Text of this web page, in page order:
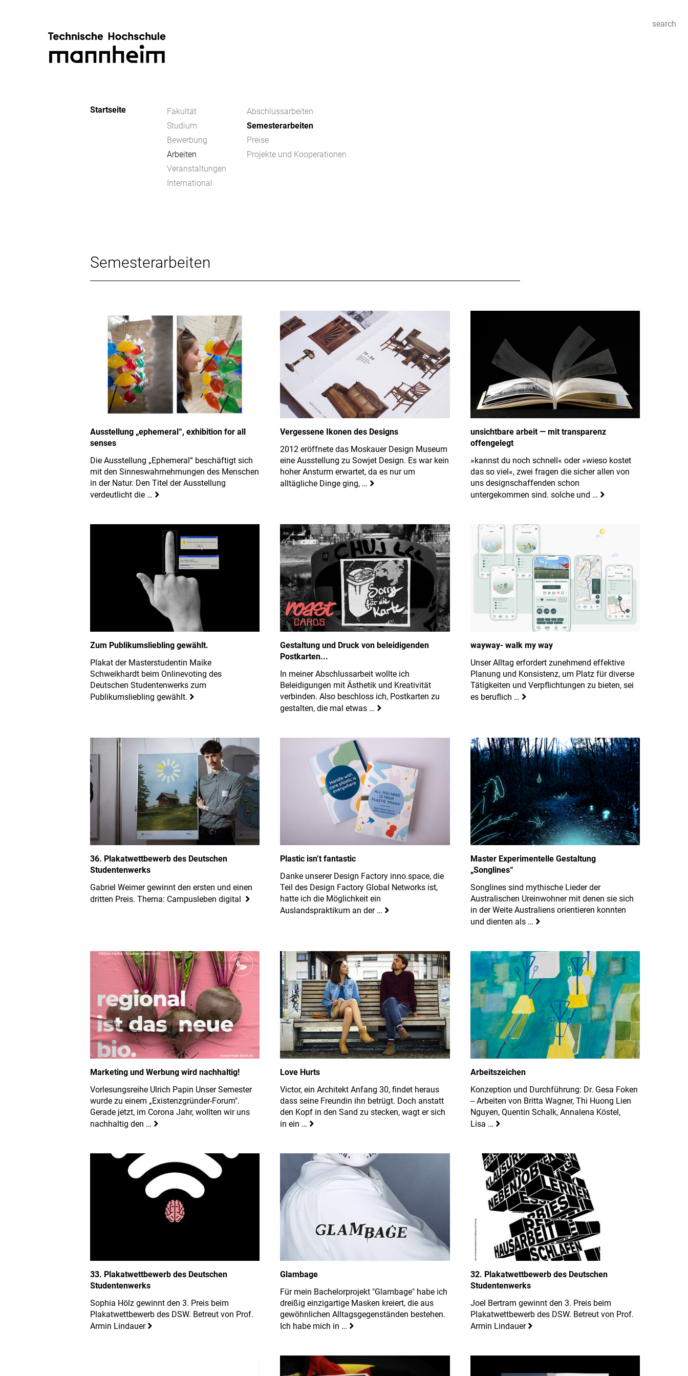
search
Startseite
Fakultät
Studium
Bewerbung
Arbeiten
Abschlussarbeiten
Semesterarbeiten
Preise
Projekte und Kooperationen
Veranstaltungen
International
Semesterarbeiten
Ausstellung „ephemeral“, exhibition for all
senses
Die Ausstellung „Ephemeral“ beschäftigt sich
mit den Sinneswahrnehmungen des Menschen
in der Natur. Den Titel der Ausstellung
verdeutlicht die …
Vergessene Ikonen des Designs
2012 eröffnete das Moskauer Design Museum
eine Ausstellung zu Sowjet Design. Es war kein
hoher Ansturm erwartet, da es nur um
alltägliche Dinge ging, …
unsichtbare arbeit — mit transparenz
offengelegt
»kannst du noch schnell« oder »wieso kostet
das so viel«, zwei fragen die sicher allen von
uns designschaffenden schon
untergekommen sind. solche und …
Zum Publikumsliebling gewählt.
Plakat der Masterstudentin Maike
Schweikhardt beim Onlinevoting des
Deutschen Studentenwerks zum
Publikumsliebling gewählt.
Gestaltung und Druck von beleidigenden
Postkarten...
In meiner Abschlussarbeit wollte ich
Beleidigungen mit Ästhetik und Kreativität
verbinden. Also beschloss ich, Postkarten zu
gestalten, die mal etwas …
wayway- walk my way
Unser Alltag erfordert zunehmend effektive
Planung und Konsistenz, um Platz für diverse
Tätigkeiten und Verpflichtungen zu bieten, sei
es beruflich …
36. Plakatwettbewerb des Deutschen
Studentenwerks
Gabriel Weimer gewinnt den ersten und einen
dritten Preis. Thema: Campusleben digital
Plastic isn’t fantastic
Danke unserer Design Factory inno.space, die
Teil des Design Factory Global Networks ist,
hatte ich die Möglichkeit ein
Auslandspraktikum an der …
Master Experimentelle Gestaltung
„Songlines“
Songlines sind mythische Lieder der
Australischen Ureinwohner mit denen sie sich
in der Weite Australiens orientieren konnten
und dienten als …
Marketing und Werbung wird nachhaltig!
Vorlesungsreihe Ulrich Papin Unser Semester
wurde zu einem „Existenzgründer-Forum".
Gerade jetzt, im Corona Jahr, wollten wir uns
nachhaltig den …
Love Hurts
Victor, ein Architekt Anfang 30, findet heraus
dass seine Freundin ihn betrügt. Doch anstatt
den Kopf in den Sand zu stecken, wagt er sich
in ein …
Arbeitszeichen
Konzeption und Durchführung: Dr. Gesa Foken
-- Arbeiten von Britta Wagner, Thi Huong Lien
Nguyen, Quentin Schalk, Annalena Köstel,
Lisa …
33. Plakatwettbewerb des Deutschen
Studentenwerks
Sophia Hölz gewinnt den 3. Preis beim
Plakatwettbewerb des DSW. Betreut von Prof.
Armin Lindauer
Glambage
Für mein Bachelorprojekt "Glambage" habe ich
dreißig einzigartige Masken kreiert, die aus
gewöhnlichen Alltagsgegenständen bestehen.
Ich habe mich in …
32. Plakatwettbewerb des Deutschen
Studentenwerks
Joel Bertram gewinnt den 3. Preis beim
Plakatwettbewerb des DSW. Betreut von Prof.
Armin Lindauer